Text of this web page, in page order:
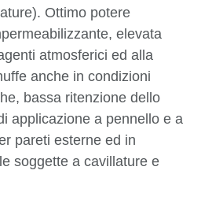
Ottimo potere
elevata
atmosferici ed alla
anche in condizioni
bassa ritenzione dello
applicazione a pennello e a
pareti esterne ed in
soggette a cavillature e